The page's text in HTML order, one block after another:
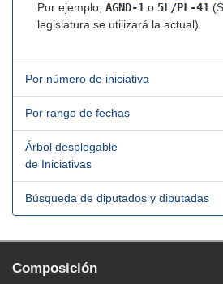
Por ejemplo, AGND-1 o 5L/PL-41
legislatura se utilizará la actual).
Por número de iniciativa
Por rango de fechas
Árbol desplegable
de Iniciativas
Búsqueda de diputados y diputadas
Composición